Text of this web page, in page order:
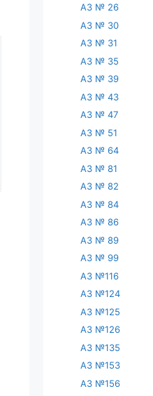
АЗ № 26
АЗ № 30
АЗ № 31
АЗ № 35
АЗ № 39
АЗ № 43
АЗ № 47
АЗ № 51
АЗ № 64
АЗ № 81
АЗ № 82
АЗ № 84
АЗ № 86
АЗ № 89
АЗ № 99
АЗ №116
АЗ №124
АЗ №125
АЗ №126
АЗ №135
АЗ №153
АЗ №156